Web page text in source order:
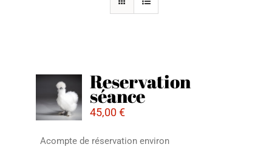
Reservation
séance
45,00€
Acompte de réservation environ